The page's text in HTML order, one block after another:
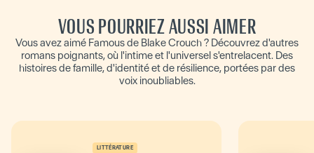
VOUS POURRIEZ AUSSI AIMER
Vous avez aimé Famous de Blake Crouch ? Découvrez d'autres
romans poignants, où l'intime et l'universel s'entrelacent. Des
histoires de famille, d'identité et de résilience, portées par des
voix inoubliables.
LITTÉRATURE